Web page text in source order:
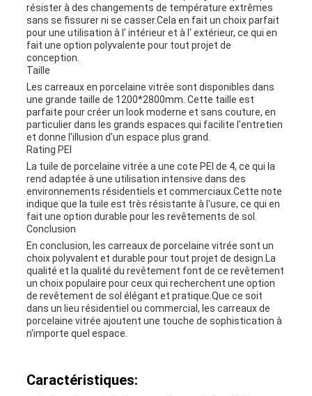
résister à des changements de température extrêmes
sans se fissurer ni se casser.Cela en fait un choix parfait
pour une utilisation à l' intérieur et à l' extérieur, ce qui en
fait une option polyvalente pour tout projet de
conception.
Taille
Les carreaux en porcelaine vitrée sont disponibles dans
une grande taille de 1200*2800mm. Cette taille est
parfaite pour créer un look moderne et sans couture, en
particulier dans les grands espaces.qui facilite l'entretien
et donne l'illusion d'un espace plus grand.
Rating PEI
La tuile de porcelaine vitrée a une cote PEI de 4, ce qui la
rend adaptée à une utilisation intensive dans des
environnements résidentiels et commerciaux.Cette note
indique que la tuile est très résistante à l'usure, ce qui en
fait une option durable pour les revêtements de sol.
Conclusion
En conclusion, les carreaux de porcelaine vitrée sont un
choix polyvalent et durable pour tout projet de design.La
qualité et la qualité du revêtement font de ce revêtement
un choix populaire pour ceux qui recherchent une option
de revêtement de sol élégant et pratique.Que ce soit
dans un lieu résidentiel ou commercial, les carreaux de
porcelaine vitrée ajoutent une touche de sophistication à
n'importe quel espace.
Caractéristiques: